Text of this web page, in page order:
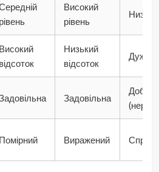
рівень
Високий
рівень
Високий
відсоток
Низький
відсоток
Дуже
Задовільна Задовільна
Добра
Помірний Виражений